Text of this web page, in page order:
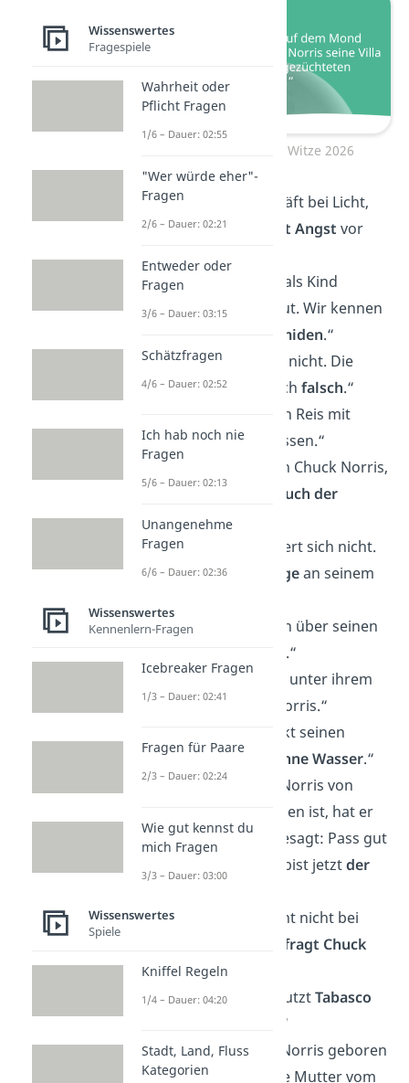
Neue Chuck Norris Witze 2026
„Chuck Norris schläft bei Licht,
weil dieDunkelheit Angst vor
„Chuck Norris hat als Kind
Sandburgen gebaut. Wir kennen
Pyramiden.“
„Chuck Norris lügt nicht. Die
Wahrheitist einfach falsch.“
„Chuck Norris kann Reis mit
einem Stäbchen
essen.“
„Das
von Chuck Norris,
Guinness Buch der
Rekorde.“
„Chuck Norris rasiert sich nicht.
Erschärft die Klingean seinem
„Chuck Norris kann über seinen
springen.“
„Monsterschauen unter ihrem
Bett nach Chuck Norris.“
„Chuck Norris trinkt seinen
Kaffee schwarz.
Ohne Wasser.“
„Nachdem Chuck Norris von
Zuhause ausgezogen ist, hat er
zu seinem Vater gesagt: Pass gut
auf Mama auf, du bist jetztder
„Chuck Norris sucht nicht bei
Google fragt Chuck
Norris.“
„Chuck Norris benutztTabasco
als Augentropfen.“
„Nachdem Chuck Norris geboren
wurde, hat er seine Mutter vom
Wissenswertes
Fragespiele
Wahrheit oder
Pflicht Fragen
1/6 – Dauer: 02:55
"Wer würde eher"-
Fragen
2/6 – Dauer: 02:21
Entweder oder
Fragen
3/6 – Dauer: 03:15
Schätzfragen
4/6 – Dauer: 02:52
Ich hab noch nie
Fragen
5/6 – Dauer: 02:13
Unangenehme
Fragen
6/6 – Dauer: 02:36
Wissenswertes
Kennenlern-Fragen
Icebreaker Fragen
1/3 – Dauer: 02:41
Fragen für Paare
2/3 – Dauer: 02:24
Wie gut kennst du
mich Fragen
3/3 – Dauer: 03:00
Wissenswertes
Spiele
Kniffel Regeln
1/4 – Dauer: 04:20
Stadt, Land, Fluss
Kategorien